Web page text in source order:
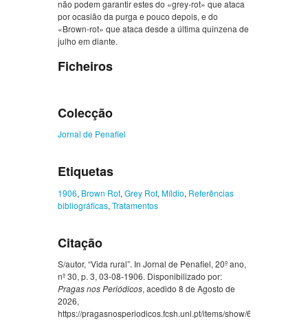
não podem garantir estes do «grey-rot» que ataca
por ocasião da purga e pouco depois, e do
«Brown-rot» que ataca desde a última quinzena de
julho em diante.
Ficheiros
Colecção
Jornal de Penafiel
Etiquetas
1906, Brown Rot, Grey Rot, Míldio, Referências
bibliográficas, Tratamentos
Citação
S/autor, “Vida rural”. In Jornal de Penafiel, 20º ano,
nº 30, p. 3, 03-08-1906. Disponibilizado por:
Pragas nos Periódicos, acedido 8 de Agosto de
2026,
https://pragasnosperiodicos.fcsh.unl.pt/items/show/634